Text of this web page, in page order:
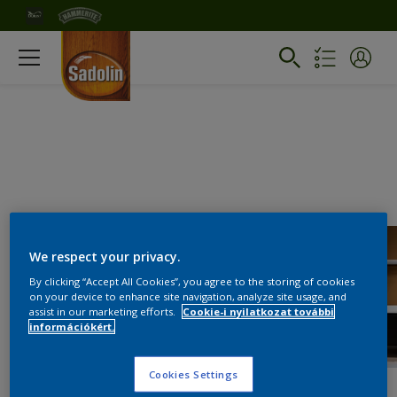
We respect your privacy.
By clicking “Accept All Cookies”, you agree to the storing of cookies
on your device to enhance site navigation, analyze site usage, and
assist in our marketing efforts.
Cookie-i nyilatkozat további
információkért.
Cookies Settings